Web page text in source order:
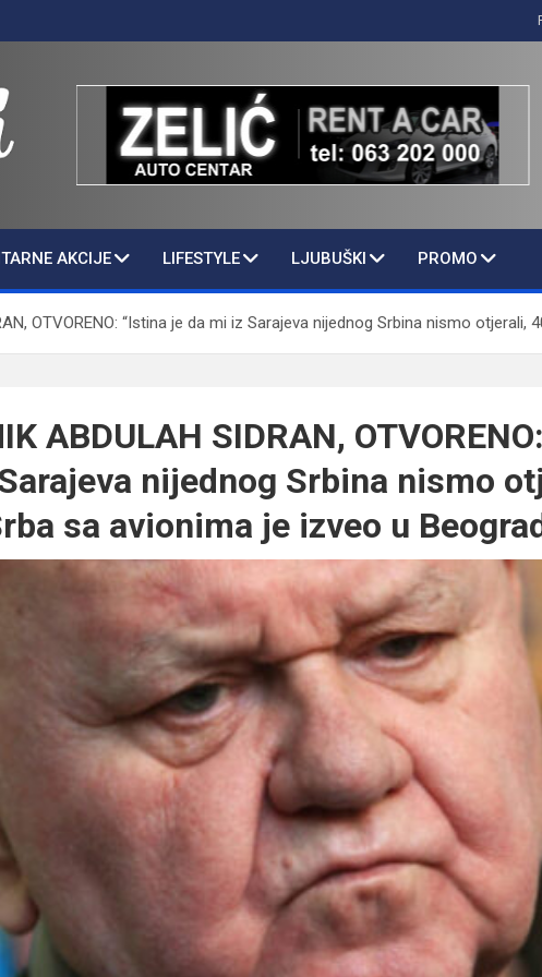
AKCIJE LIFESTYLE LJUBUŠKI PROMO
OTVORENO: “Istina je da mi iz Sarajeva nijednog Srbina nismo
ABDULAH SIDRAN,
nijednog Srbina nismo
sa avionima je izveo u